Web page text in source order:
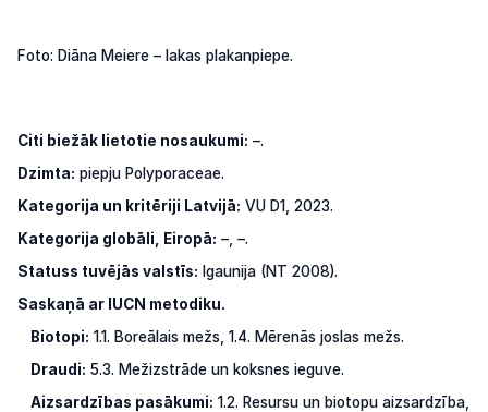
Foto: Diāna Meiere – lakas plakanpiepe.
Citi biežāk lietotie nosaukumi: –.
Dzimta: piepju Polyporaceae.
Kategorija un kritēriji Latvijā: VU D1, 2023.
Kategorija globāli, Eiropā: –, –.
Statuss tuvējās valstīs: Igaunija (NT 2008).
Saskaņā ar IUCN metodiku.
Biotopi: 1.1. Boreālais mežs, 1.4. Mērenās joslas mežs.
Draudi: 5.3. Mežizstrāde un koksnes ieguve.
Aizsardzības pasākumi: 1.2. Resursu un biotopu aizsardzība,